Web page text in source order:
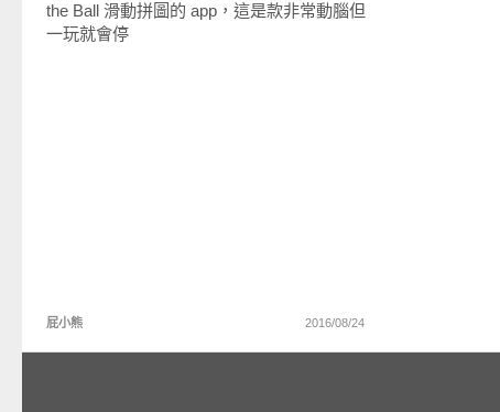
the Ball 滑動拼圖的 app，這是款非常動腦但
一玩就會停
屁小熊 2016/08/24